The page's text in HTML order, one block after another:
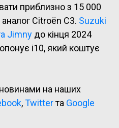
приблизно з 15 000
аналог Citroën C3. Suzuki
Jimny до кінця 2024
i10, який коштує
на наших
,Twitterта Google